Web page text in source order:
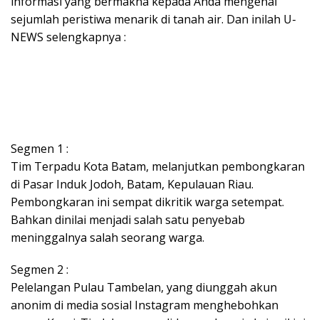
sejumlah peristiwa menarik di tanah air. Dan inilah U-
NEWS selengkapnya :
Segmen 1 :
Tim Terpadu Kota Batam, melanjutkan pembongkaran
di Pasar Induk Jodoh, Batam, Kepulauan Riau.
Pembongkaran ini sempat dikritik warga setempat.
Bahkan dinilai menjadi salah satu penyebab
meninggalnya salah seorang warga.
Segmen 2 :
Pelelangan Pulau Tambelan, yang diunggah akun
anonim di media sosial Instagram menghebohkan